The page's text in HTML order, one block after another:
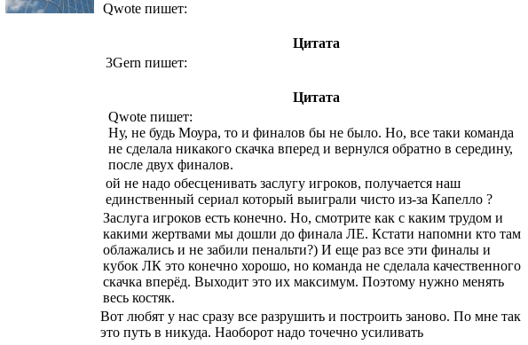
Qwote пишет:
Цитата
3Gern пишет:
Цитата
Qwote пишет:
Ну, не будь Моура, то и финалов бы не было. Но, все таки команда
не сделала никакого скачка вперед и вернулся обратно в середину,
после двух финалов.
ой не надо обесценивать заслугу игроков, получается наш
единственный сериал который выиграли чисто из-за Капелло ?
Заслуга игроков есть конечно. Но, смотрите как с каким трудом и
какими жертвами мы дошли до финала ЛЕ. Кстати напомни кто там
облажались и не забили пенальти?) И еще раз все эти финалы и
кубок ЛК это конечно хорошо, но команда не сделала качественного
скачка вперёд. Выходит это их максимум. Поэтому нужно менять
весь костяк.
Вот любят у нас сразу все разрушить и построить заново. По мне так
это путь в никуда. Наоборот надо точечно усиливать